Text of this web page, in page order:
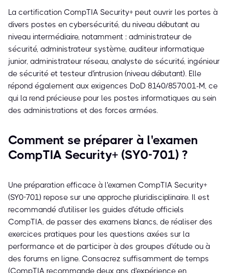
La certification CompTIA Security+ peut ouvrir les portes à
divers postes en cybersécurité, du niveau débutant au
niveau intermédiaire, notamment : administrateur de
sécurité, administrateur système, auditeur informatique
junior, administrateur réseau, analyste de sécurité, ingénieur
de sécurité et testeur d'intrusion (niveau débutant). Elle
répond également aux exigences DoD 8140/8570.01-M, ce
qui la rend précieuse pour les postes informatiques au sein
des administrations et des forces armées.
Comment se préparer à l'examen
CompTIA Security+ (SY0-701) ?
Une préparation efficace à l'examen CompTIA Security+
(SY0-701) repose sur une approche pluridisciplinaire. Il est
recommandé d'utiliser les guides d'étude officiels
CompTIA, de passer des examens blancs, de réaliser des
exercices pratiques pour les questions axées sur la
performance et de participer à des groupes d'étude ou à
des forums en ligne. Consacrez suffisamment de temps
(CompTIA recommande deux ans d'expérience en